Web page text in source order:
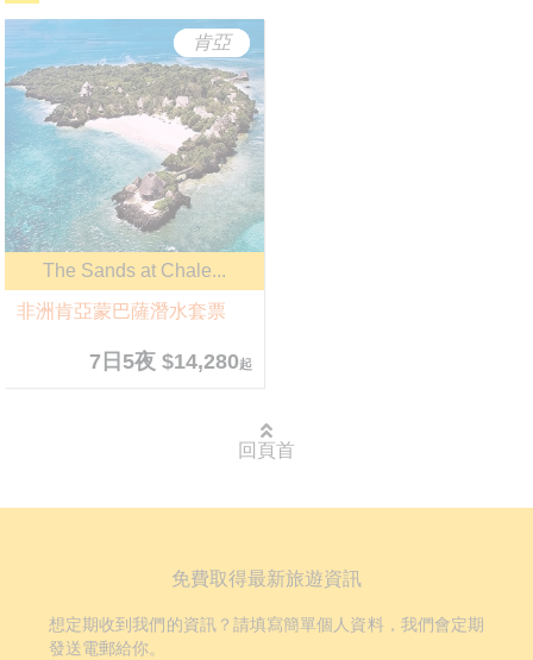
肯亞
The Sands at Chale...
非洲肯亞蒙巴薩潛水套票
7日5夜 $14,280起
回頁首
免費取得最新旅遊資訊
想定期收到我們的資訊？請填寫簡單個人資料，我們會定期
發送電郵給你。